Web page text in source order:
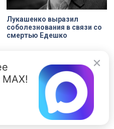
Лукашенко выразил
соболезнования в связи со
смертью Едешко